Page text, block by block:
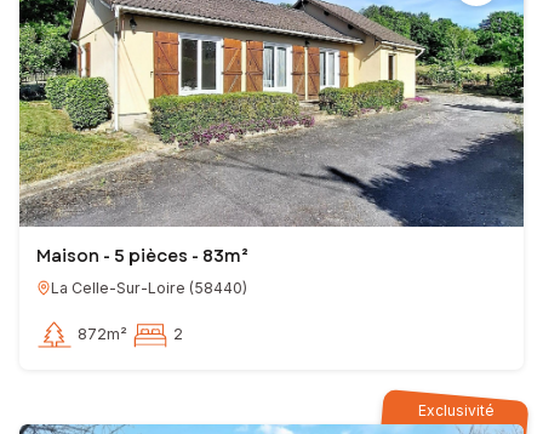
Maison - 5 pièces - 83m²
La Celle-Sur-Loire (58440)
872m² 2
Exclusivité